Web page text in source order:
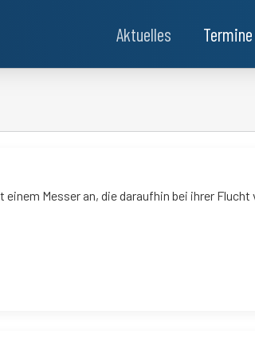
Aktuelles Termine
einem Messer an, die daraufhin bei ihrer